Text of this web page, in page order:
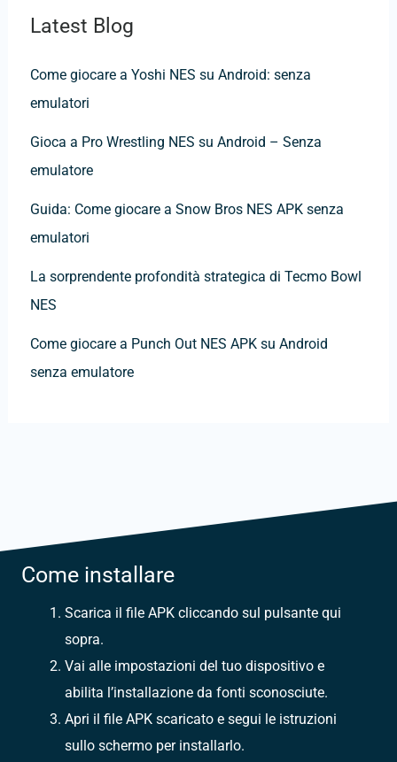
Latest Blog
Come giocare a Yoshi NES su Android: senza
emulatori
Gioca a Pro Wrestling NES su Android – Senza
emulatore
Guida: Come giocare a Snow Bros NES APK senza
emulatori
La sorprendente profondità strategica di Tecmo Bowl
NES
Come giocare a Punch Out NES APK su Android
senza emulatore
Come installare
Scarica il file APK cliccando sul pulsante qui
sopra.
Vai alle impostazioni del tuo dispositivo e
abilita l’installazione da fonti sconosciute.
Apri il file APK scaricato e segui le istruzioni
sullo schermo per installarlo.